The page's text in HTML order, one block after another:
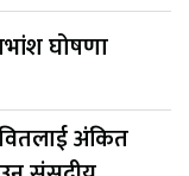
घोषणा
अंकित